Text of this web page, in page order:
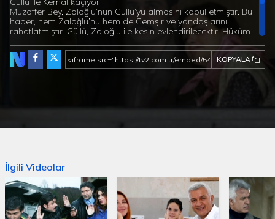
Muzaffer Bey, Zaloğlu’nun Güllü’yü almasını kabul etmiştir. Bu
haber, hem Zaloğlu’nu hem de Cemşir ve yandaşlarını
rahatlatmıştır. Güllü, Zaloğlu ile kesin evlendirilecektir. Hüküm
Güllü’nün ise tek bir çaresi vardır, o da kaçmak. Bu durum
Kemal ve Güllü’yü tahminlerini aşan bir noktaya
sürükleyecektir. Ama artık geri dönüş yoktur.
Durumu fark eden Cemşir, Hamza ve Reşit hiç vakit
kaybetmezler. Kemal’in kapısına dayanacaklardır. Kızı ne
Kemal ve Güllü’nün şehri terk etmeleri gerekmektedir.
kurtarabilecek midir?
KOPYALA
İlgili Videolar